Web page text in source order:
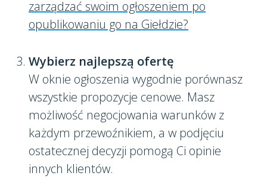
zarządzać swoim ogłoszeniem po
opublikowaniu go na Giełdzie?
Wybierz najlepszą ofertę
W oknie ogłoszenia wygodnie porównasz
wszystkie propozycje cenowe. Masz
możliwość negocjowania warunków z
każdym przewoźnikiem, a w podjęciu
ostatecznej decyzji pomogą Ci opinie
innych klientów.